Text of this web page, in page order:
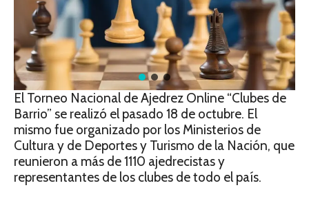
El Torneo Nacional de Ajedrez Online “Clubes de
Barrio” se realizó el pasado 18 de octubre. El
mismo fue organizado por los Ministerios de
Cultura y de Deportes y Turismo de la Nación, que
reunieron a más de 1110 ajedrecistas y
representantes de los clubes de todo el país.